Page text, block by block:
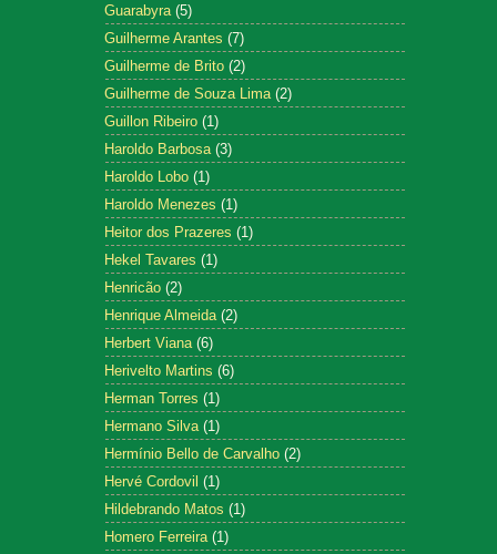
Guarabyra (5)
Guilherme Arantes (7)
Guilherme de Brito (2)
Guilherme de Souza Lima (2)
Guillon Ribeiro (1)
Haroldo Barbosa (3)
Haroldo Lobo (1)
Haroldo Menezes (1)
Heitor dos Prazeres (1)
Hekel Tavares (1)
Henricão (2)
Henrique Almeida (2)
Herbert Viana (6)
Herivelto Martins (6)
Herman Torres (1)
Hermano Silva (1)
Hermínio Bello de Carvalho (2)
Hervé Cordovil (1)
Hildebrando Matos (1)
Homero Ferreira (1)